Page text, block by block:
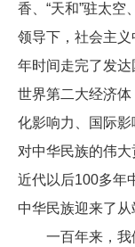
香、“天和”驻太
领导下，社会主
年时间走完了发
世界第二大经济
化影响力、国际
对中华民族的伟
近代以后100多年
中华民族迎来了从
一百年来，我